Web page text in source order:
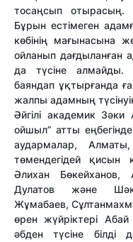
тосаңсып отырасың.
Бұрын естімеген
көбінің мағынасына
ойланып
да түсіне алмайды.
баяндап ұқтырғанда
жалпы адамның
Әйгілі академик
ойшыл” атты
аудармалар,
төмендегідей қисын
Әлихан Бөкейханов,
Дулатов және
Жұмабаев,
өрен жүйріктері Абай
әбден түсіне